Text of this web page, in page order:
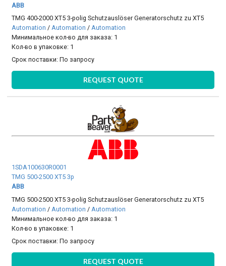
ABB
TMG 400-2000 XT5 3-polig Schutzauslöser Generatorschutz zu XT5
Automation / Automation / Automation
Минимальное кол-во для заказа: 1
Кол-во в упаковке: 1
Срок поставки:По запросу
REQUEST QUOTE
1SDA100630R0001
TMG 500-2500 XT5 3p
ABB
TMG 500-2500 XT5 3-polig Schutzauslöser Generatorschutz zu XT5
Automation / Automation / Automation
Минимальное кол-во для заказа: 1
Кол-во в упаковке: 1
Срок поставки:По запросу
REQUEST QUOTE